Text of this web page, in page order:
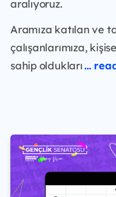
aralıyoruz.
Aramıza katılan ve
çalışanlarımıza,
sahip oldukları…